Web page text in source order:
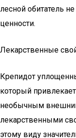
лесной обитатель
ценности.
Лекарственные
Крепидот
который
необычным
лекарственными
этому виду